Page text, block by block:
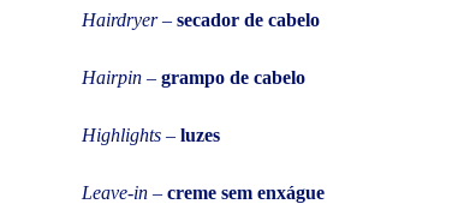
Hairdryer– secador de cabelo
Hairpin – grampo de cabelo
Highlights – luzes
Leave-in – creme sem enxágue